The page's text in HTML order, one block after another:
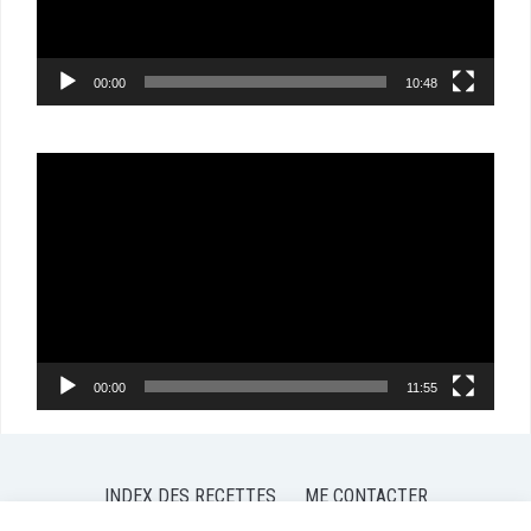
00:00 10:48
00:00 11:55
INDEX DES RECETTES
ME CONTACTER